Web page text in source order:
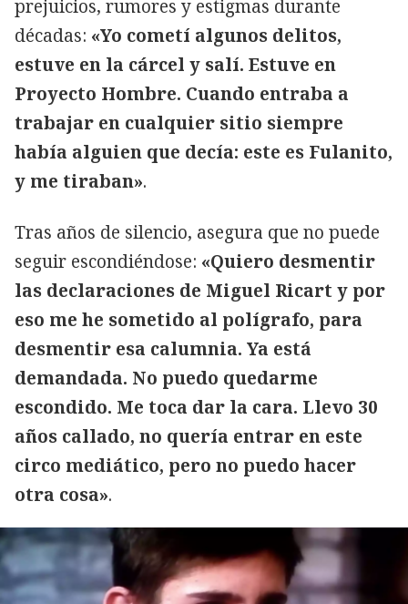
prejuicios, rumores y estigmas durante
décadas: «Yo cometí algunos delitos,
estuve en la cárcel y salí. Estuve en
Proyecto Hombre. Cuando entraba a
trabajar en cualquier sitio siempre
había alguien que decía: este es Fulanito,
y me tiraban».
Tras años de silencio, asegura que no puede
seguir escondiéndose: «Quiero desmentir
las declaraciones de Miguel Ricart y por
eso me he sometido al polígrafo, para
desmentir esa calumnia. Ya está
demandada. No puedo quedarme
escondido. Me toca dar la cara. Llevo 30
años callado, no quería entrar en este
circo mediático, pero no puedo hacer
otra cosa».